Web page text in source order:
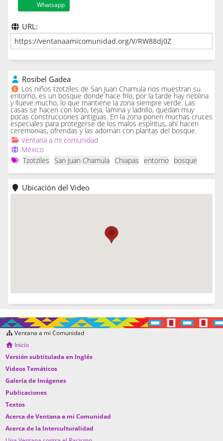
Whatsapp
URL:
Rosibel Gadea
Los niños tzotziles de San Juan Chamula nos muestran su
entorno, es un bosque donde hace frío, por la tarde hay neblina
y llueve mucho, lo que mantiene la zona siempre verde. Las
casas se hacen con lodo, teja, lamina y ladrillo, quedan muy
pocas construcciones antiguas. En la zona ponen muchas cruces
especiales para protegerse de los malos espíritus, ahí hacen
ceremonias, ofrendas y las adornan con plantas del bosque.
Ventana a mi comunidad
México
Tzotziles
San Juan Chamula Chiapas entorno bosque
Ubicación del Video
Ventana a mi Comunidad
Inicio
Versión subtitulada en Inglés
Videos Temáticos
Galería de Imágenes
Publicaciones
Textos
Acerca de Ventana a mi Comunidad
Acerca de la Interculturalidad